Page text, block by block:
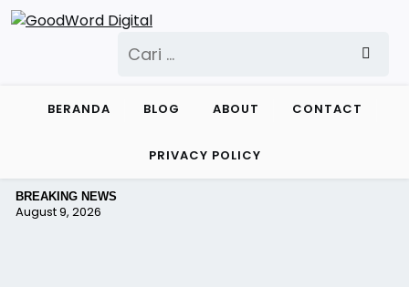
Skip
to
untuk:
BERANDA BLOG ABOUT CONTACT
PRIVACY POLICY
BREAKING NEWS
August 9, 2026